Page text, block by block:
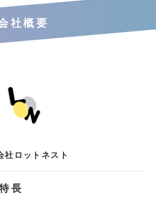
社概要
社ロットネスト
長